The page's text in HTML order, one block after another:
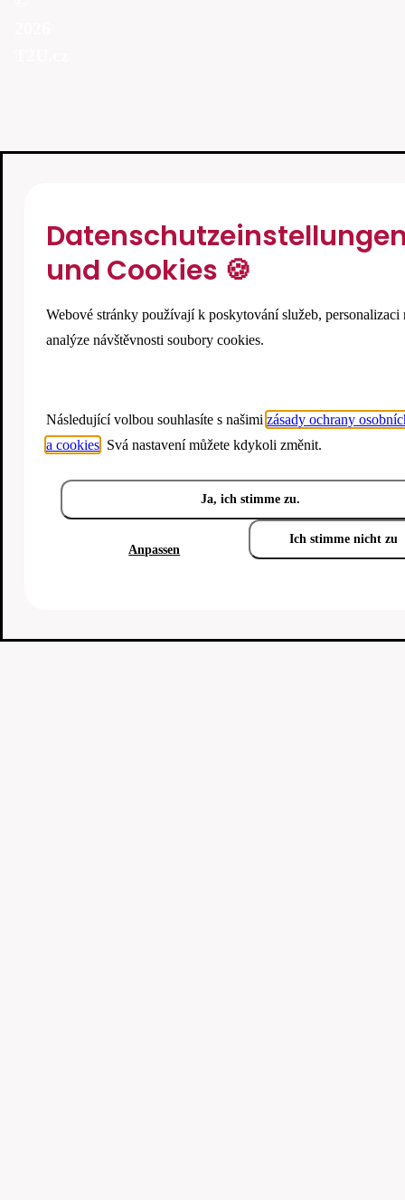
und Cookies 🍪
Webové stránky používají k poskytování služeb, personalizaci
analýze návštěvnosti soubory cookies.
Následující volbou souhlasíte s našimi zásady ochrany
a cookies . Svá nastavení můžete kdykoli změnit.
Ja, ich stimme zu.
Anpassen
Ich stimme nicht zu